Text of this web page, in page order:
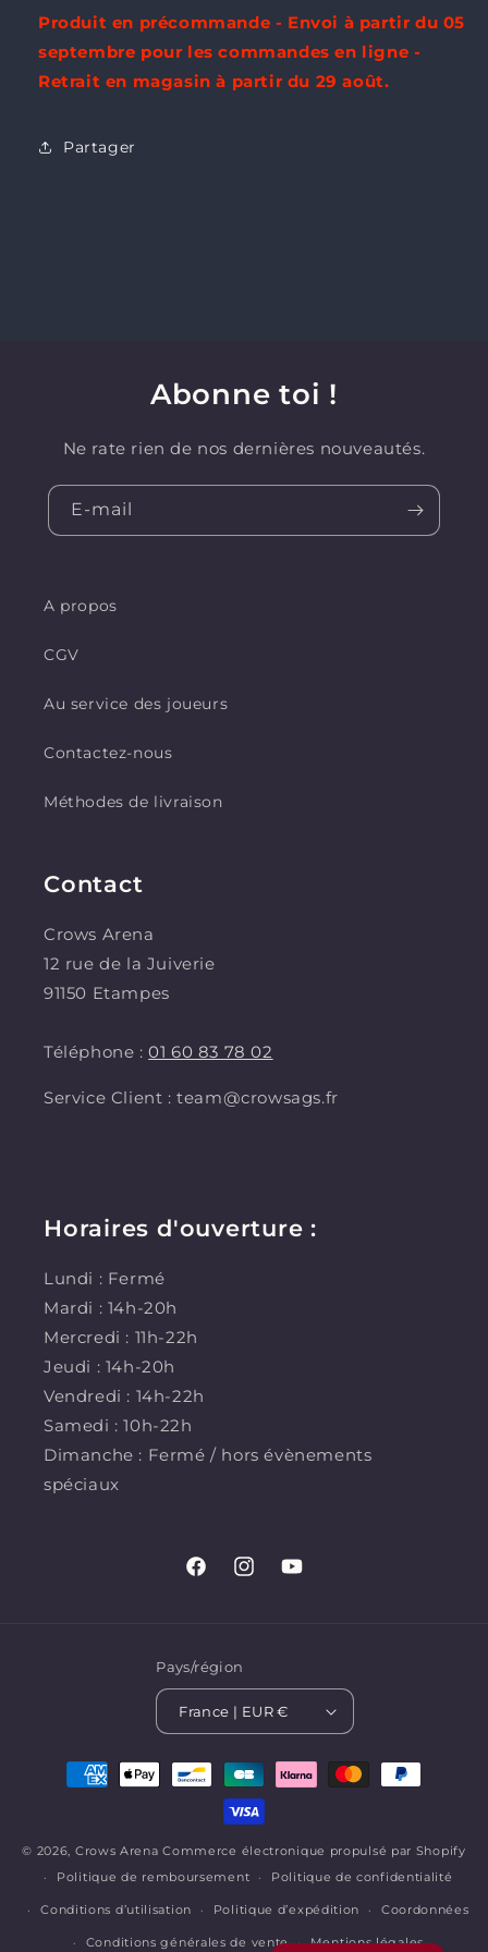
Produit en précommande - Envoi à partir du 05
septembre pour les commandes en ligne -
Retrait en magasin à partir du 29 août.
Partager
Abonne toi !
Ne rate rien de nos dernières nouveautés.
E-mail
A propos
CGV
Au service des joueurs
Contactez-nous
Méthodes de livraison
Contact
Crows Arena
12 rue de la Juiverie
91150 Etampes
Téléphone :01 60 83 78 02
Service Client : team@crowsags.fr
Horaires d'ouverture :
Lundi : Fermé
Mardi : 14h-20h
Mercredi : 11h-22h
Jeudi : 14h-20h
Vendredi : 14h-22h
Samedi : 10h-22h
Dimanche : Fermé / hors évènements
spéciaux
FacebookInstagramYouTube
Pays/région
France | EUR €
Moyens
© 2026, Crows Arena Commerce électronique propulsé par Shopify
Politique de remboursement
Politique de confidentialité
Conditions d’utilisation Politique d’expédition Coordonnées
Conditions générales de vente Mentions légales